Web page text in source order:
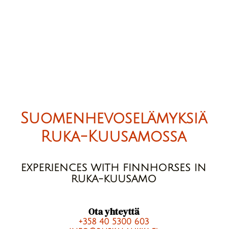
Suomenhevoselämyksiä
Ruka-Kuusamossa
EXPERIENCES WITH FINNHORSES IN
RUKA-KUUSAMO
Ota yhteyttä
+358 40 5300 603